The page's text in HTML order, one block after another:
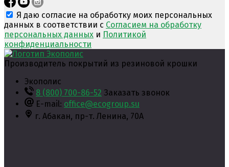
Я даю согласие на обработку моих персональных
данных в соответствии с Согласием на обработку
персональных данных и Политикой
конфиденциальности
Производитель покрытий из резиновой крошки
Экополис
8 (800) 700-86-52 Заказать звонок
E-mail: office@ecogroup.su
г. Абакан, пр-т. Ленина, 70А